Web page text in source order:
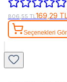
806,55 TL169,29
Seçenekleri Gör